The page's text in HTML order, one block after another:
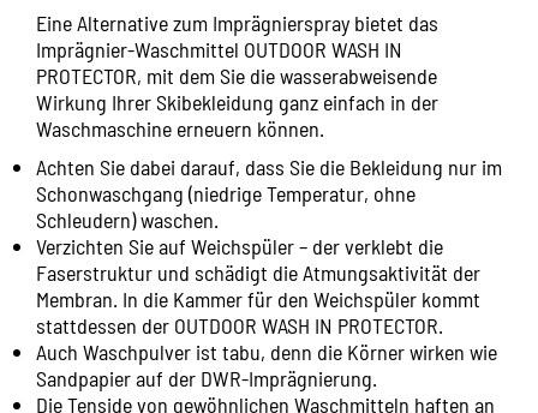
Eine Alternative zum Imprägnierspray bietet das
Imprägnier-Waschmittel OUTDOOR WASH IN
PROTECTOR, mit dem Sie die wasserabweisende
Wirkung Ihrer Skibekleidung ganz einfach in der
Waschmaschine erneuern können.
Achten Sie dabei darauf, dass Sie die Bekleidung nur im
Schonwaschgang (niedrige Temperatur, ohne
Schleudern) waschen.
Verzichten Sie auf Weichspüler – der verklebt die
Faserstruktur und schädigt die Atmungsaktivität der
Membran. In die Kammer für den Weichspüler kommt
stattdessen der OUTDOOR WASH IN PROTECTOR.
Auch Waschpulver ist tabu, denn die Körner wirken wie
Sandpapier auf der DWR-Imprägnierung.
Die Tenside von gewöhnlichen Waschmitteln haften an